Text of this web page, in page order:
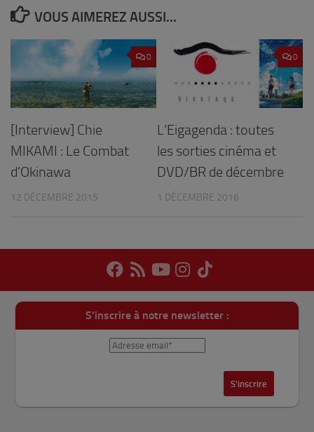
VOUS AIMEREZ AUSSI...
0
[Interview] Chie
MIKAMI : Le Combat
d’Okinawa
12 DÉCEMBRE 2015
0
L’Eigagenda : toutes
les sorties cinéma et
DVD/BR de décembre
1 DÉCEMBRE 2016
S'inscrire à notre newsletter :